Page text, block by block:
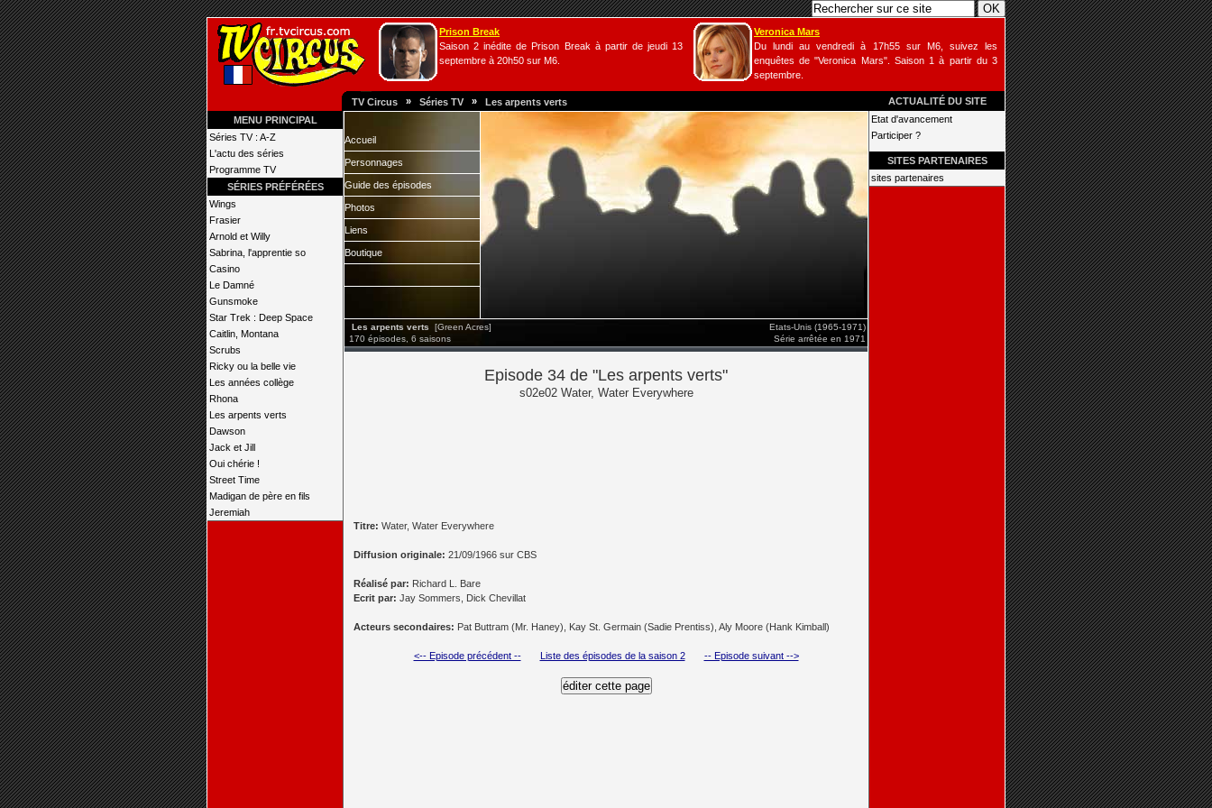
Prison Break
Saison 2 inédite de Prison Break à partir de jeudi 13
septembre à 20h50 sur M6.
Veronica Mars
Du lundi au vendredi à 17h55 sur M6, suivez les
enquêtes de "Veronica Mars". Saison 1 à partir du 3
septembre.
TV Circus » Séries TV » Les arpents verts
ACTUALITÉ DU SITE
MENU PRINCIPAL
Séries TV : A-Z
L'actu des séries
Programme TV
SÉRIES PRÉFÉRÉES
Wings
Frasier
Arnold et Willy
Sabrina, l'apprentie so
Casino
Le Damné
Gunsmoke
Star Trek : Deep Space
Caitlin, Montana
Scrubs
Ricky ou la belle vie
Les années collège
Rhona
Les arpents verts
Dawson
Jack et Jill
Oui chérie !
Street Time
Madigan de père en fils
Jeremiah
Accueil
Personnages
Guide des épisodes
Photos
Liens
Boutique
Les arpents verts
[Green Acres]
170 épisodes, 6 saisons
Etats-Unis (1965-1971)
Série arrêtée en 1971
Episode 34 de "Les arpents verts"
s02e02 Water, Water Everywhere
Titre: Water, Water Everywhere
Diffusion originale: 21/09/1966 sur CBS
Réalisé par: Richard L. Bare
Ecrit par: Jay Sommers, Dick Chevillat
Acteurs secondaires: Pat Buttram (Mr. Haney), Kay St. Germain (Sadie Prentiss), Aly Moore (Hank Kimball)
<-- Episode précédent -- Liste des épisodes de la saison 2 -- Episode suivant -->
Etat d'avancement
Participer ?
SITES PARTENAIRES
sites partenaires